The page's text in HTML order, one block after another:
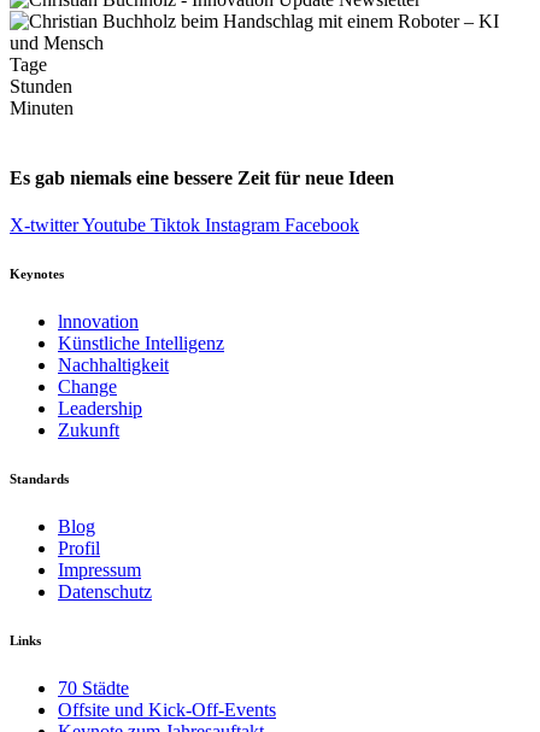
Tage
Stunden
Minuten
Es gab niemals eine bessere Zeit für neue Ideen
X-twitterYoutube Tiktok Instagram Facebook
Keynotes
lnnovation
Künstliche Intelligenz
Nachhaltigkeit
Change
Leadership
Zukunft
Standards
Blog
Profil
Impressum
Datenschutz
Links
70 Städte
Offsite und Kick-Off-Events